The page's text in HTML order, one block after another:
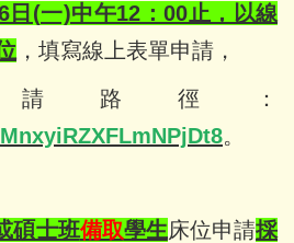
日(一)中午12：00止，以線
，填寫線上表單申請，
徑：
。
碩士班備取學生床位申請採